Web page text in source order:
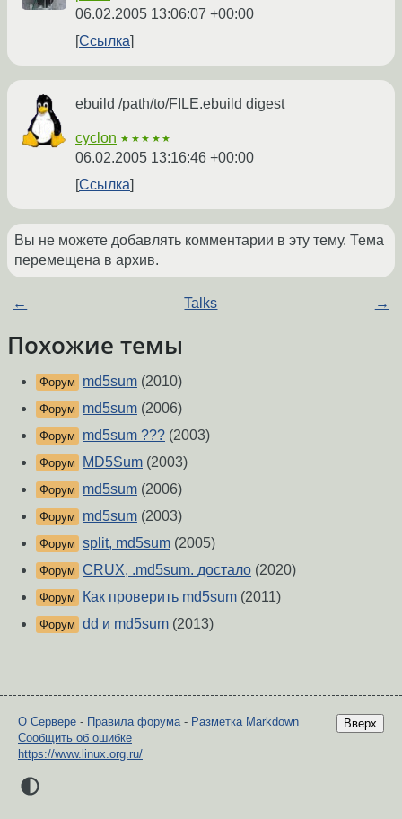
06.02.2005 13:06:07 +00:00
Ссылка
ebuild /path/to/FILE.ebuild digest
cyclon ★★★★★
06.02.2005 13:16:46 +00:00
Ссылка
Вы не можете добавлять комментарии в эту тему. Тема
перемещена в архив.
← Talks →
Похожие темы
Форум md5sum (2010)
Форум md5sum (2006)
Форум md5sum ??? (2003)
Форум MD5Sum (2003)
Форум md5sum (2006)
Форум md5sum (2003)
Форум split, md5sum (2005)
Форум CRUX, .md5sum. достало (2020)
Форум Как проверить md5sum (2011)
Форум dd и md5sum (2013)
Вверх
О Сервере - Правила форума- Разметка Markdown
Сообщить об ошибке
https://www.linux.org.ru/